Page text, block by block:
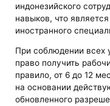
индонезийского
навыков, что
иностранного
При соблюдении всех
право получить
правило, от 6 до 12
на основании
обновленного